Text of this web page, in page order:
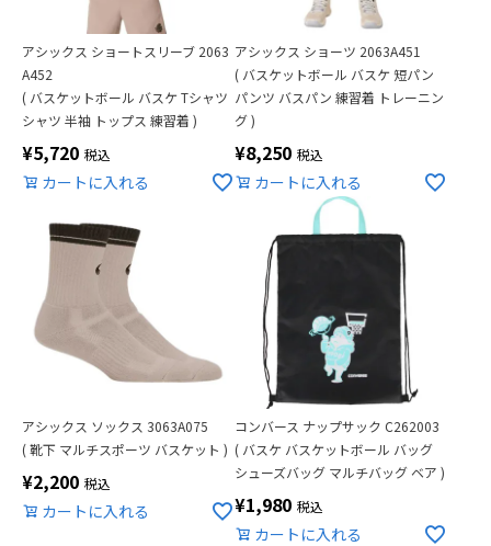
アシックス ショートスリーブ 2063
A452
( バスケットボール バスケ Tシャツ
シャツ 半袖 トップス 練習着 )
¥5,720 税込
カートに入れる
アシックス ショーツ 2063A451
( バスケットボール バスケ 短パン
パンツ バスパン 練習着 トレーニン
グ )
¥8,250 税込
カートに入れる
アシックス ソックス 3063A075
( 靴下 マルチスポーツ バスケット )
¥2,200 税込
カートに入れる
コンバース ナップサック C262003
( バスケ バスケットボール バッグ
シューズバッグ マルチバッグ ベア )
¥1,980 税込
カートに入れる